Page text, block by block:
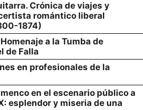
Crónica de viajes y
romántico liberal
1874)
a la Tumba de
de Falla
en profesionales de la
en el escenario público a
esplendor y miseria de una